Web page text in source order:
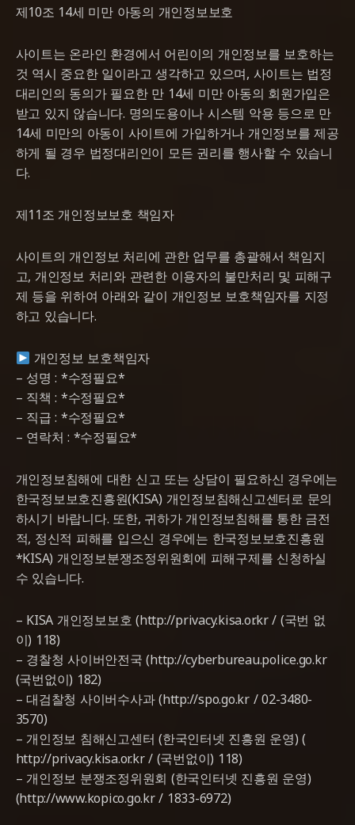
제10조 14세 미만 아동의 개인정보보호
사이트는 온라인 환경에서 어린이의 개인정보를 보호하는
것 역시 중요한 일이라고 생각하고 있으며, 사이트는 법정
대리인의 동의가 필요한 만 14세 미만 아동의 회원가입은
받고 있지 않습니다. 명의도용이나 시스템 악용 등으로 만
14세 미만의 아동이 사이트에 가입하거나 개인정보를 제공
하게 될 경우 법정대리인이 모든 권리를 행사할 수 있습니
다.
제11조 개인정보보호 책임자
사이트의 개인정보 처리에 관한 업무를 총괄해서 책임지
고, 개인정보 처리와 관련한 이용자의 불만처리 및 피해구
제 등을 위하여 아래와 같이 개인정보 보호책임자를 지정
하고 있습니다.
개인정보 보호책임자
– 성명 : *수정필요*
– 직책 : *수정필요*
– 직급 : *수정필요*
– 연락처 : *수정필요*
개인정보침해에 대한 신고 또는 상담이 필요하신 경우에는
한국정보보호진흥원(KISA) 개인정보침해신고센터로 문의
하시기 바랍니다. 또한, 귀하가 개인정보침해를 통한 금전
적, 정신적 피해를 입으신 경우에는 한국정보보호진흥원
*KISA) 개인정보분쟁조정위원회에 피해구제를 신청하실
수 있습니다.
– KISA 개인정보보호 (http://privacy.kisa.or.kr / (국번 없
이) 118)
– 경찰청 사이버안전국 (http://cyberbureau.police.go.kr
(국번없이) 182)
– 대검찰청 사이버수사과 (http://spo.go.kr / 02-3480-
3570)
– 개인정보 침해신고센터 (한국인터넷 진흥원 운영) (
http://privacy.kisa.or.kr / (국번없이) 118)
– 개인정보 분쟁조정위원회 (한국인터넷 진흥원 운영)
(http://www.kopico.go.kr / 1833-6972)